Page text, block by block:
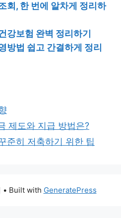
회, 한 번에 알차게 정리하
강보험 완벽 정리하기
방법 쉽고 간결하게 정리
제도와 지급 방법은?
준히 저축하기 위한 팁
• Built with GeneratePress